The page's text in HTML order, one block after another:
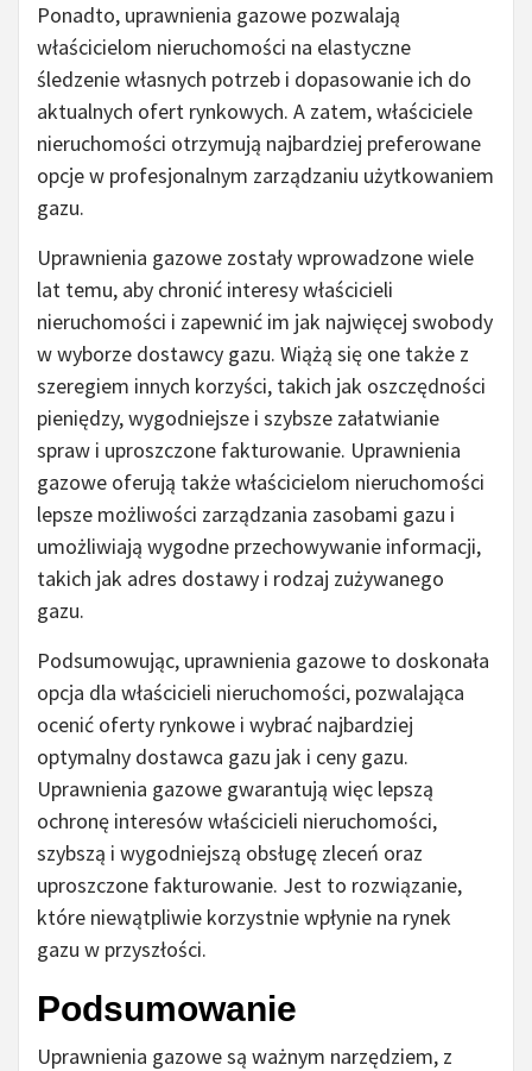
Ponadto, uprawnienia gazowe pozwalają
właścicielom nieruchomości na elastyczne
śledzenie własnych potrzeb i dopasowanie ich do
aktualnych ofert rynkowych. A zatem, właściciele
nieruchomości otrzymują najbardziej preferowane
opcje w profesjonalnym zarządzaniu użytkowaniem
gazu.
Uprawnienia gazowe zostały wprowadzone wiele
lat temu, aby chronić interesy właścicieli
nieruchomości i zapewnić im jak najwięcej swobody
w wyborze dostawcy gazu. Wiążą się one także z
szeregiem innych korzyści, takich jak oszczędności
pieniędzy, wygodniejsze i szybsze załatwianie
spraw i uproszczone fakturowanie. Uprawnienia
gazowe oferują także właścicielom nieruchomości
lepsze możliwości zarządzania zasobami gazu i
umożliwiają wygodne przechowywanie informacji,
takich jak adres dostawy i rodzaj zużywanego
gazu.
Podsumowując, uprawnienia gazowe to doskonała
opcja dla właścicieli nieruchomości, pozwalająca
ocenić oferty rynkowe i wybrać najbardziej
optymalny dostawca gazu jak i ceny gazu.
Uprawnienia gazowe gwarantują więc lepszą
ochronę interesów właścicieli nieruchomości,
szybszą i wygodniejszą obsługę zleceń oraz
uproszczone fakturowanie. Jest to rozwiązanie,
które niewątpliwie korzystnie wpłynie na rynek
gazu w przyszłości.
Podsumowanie
Uprawnienia gazowe są ważnym narzędziem, z